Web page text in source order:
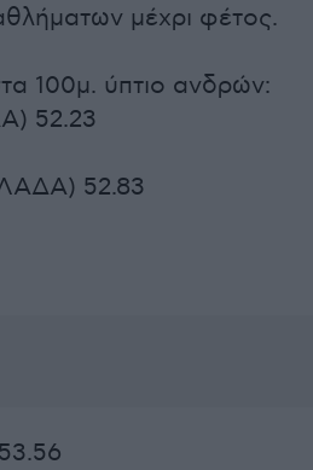
μέχρι φέτος.
100μ. ύπτιο ανδρών:
52.23
52.83